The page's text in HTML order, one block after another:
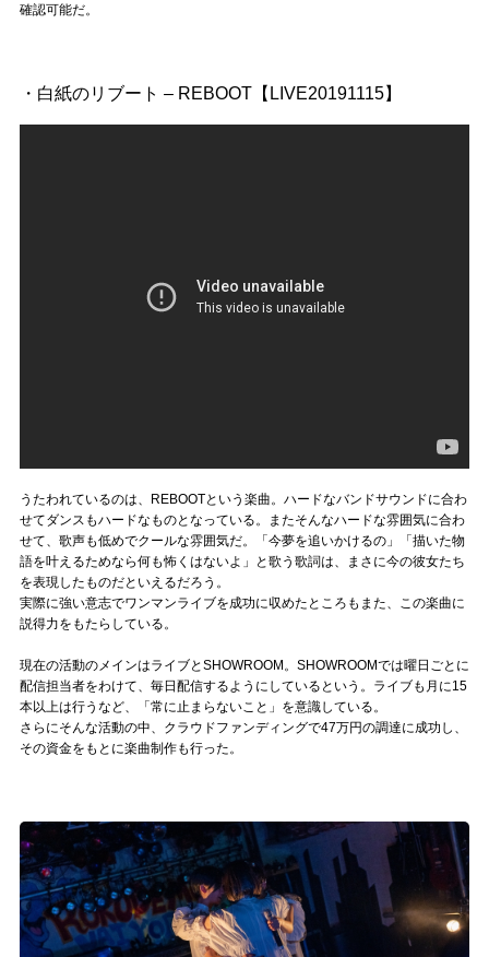
確認可能だ。
・白紙のリブート – REBOOT【LIVE20191115】
うたわれているのは、REBOOTという楽曲。ハードなバンドサウンドに合わ
せてダンスもハードなものとなっている。またそんなハードな雰囲気に合わ
せて、歌声も低めでクールな雰囲気だ。「今夢を追いかけるの」「描いた物
語を叶えるためなら何も怖くはないよ」と歌う歌詞は、まさに今の彼女たち
を表現したものだといえるだろう。
実際に強い意志でワンマンライブを成功に収めたところもまた、この楽曲に
説得力をもたらしている。
現在の活動のメインはライブとSHOWROOM。SHOWROOMでは曜日ごとに
配信担当者をわけて、毎日配信するようにしているという。ライブも月に15
本以上は行うなど、「常に止まらないこと」を意識している。
さらにそんな活動の中、クラウドファンディングで47万円の調達に成功し、
その資金をもとに楽曲制作も行った。